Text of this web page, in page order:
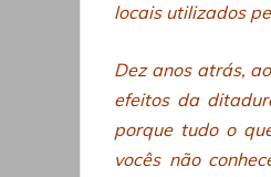
locais utilizados
Dez anos atrás,
efeitos da
porque tudo o
vocês não